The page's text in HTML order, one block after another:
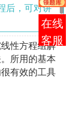
后，可对讲
性方程组解
所用的基本
有效的工具
在线
客服